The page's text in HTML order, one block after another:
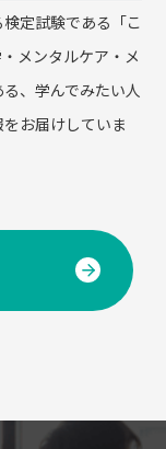
定試験である「こ
メンタルケア・メ
、学んでみたい人
お届けしていま